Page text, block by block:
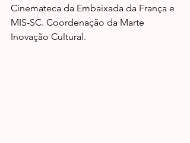
Cinemateca da Embaixada da França e
MIS-SC. Coordenação da Marte
Inovação Cultural.